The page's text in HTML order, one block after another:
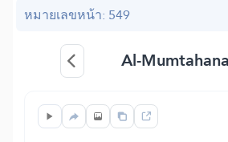
หมายเลขหน้า: 549
Al-